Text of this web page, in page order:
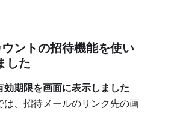
ントの招待機能を使い
した
効期限を画面に表示しました
は、招待メールのリンク先の画